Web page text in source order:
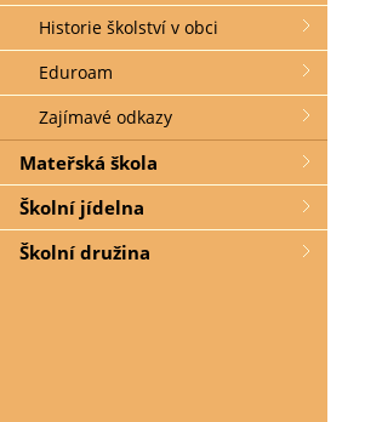
Historie školství v obci
Eduroam
Zajímavé odkazy
Mateřská škola
Školní jídelna
Školní družina